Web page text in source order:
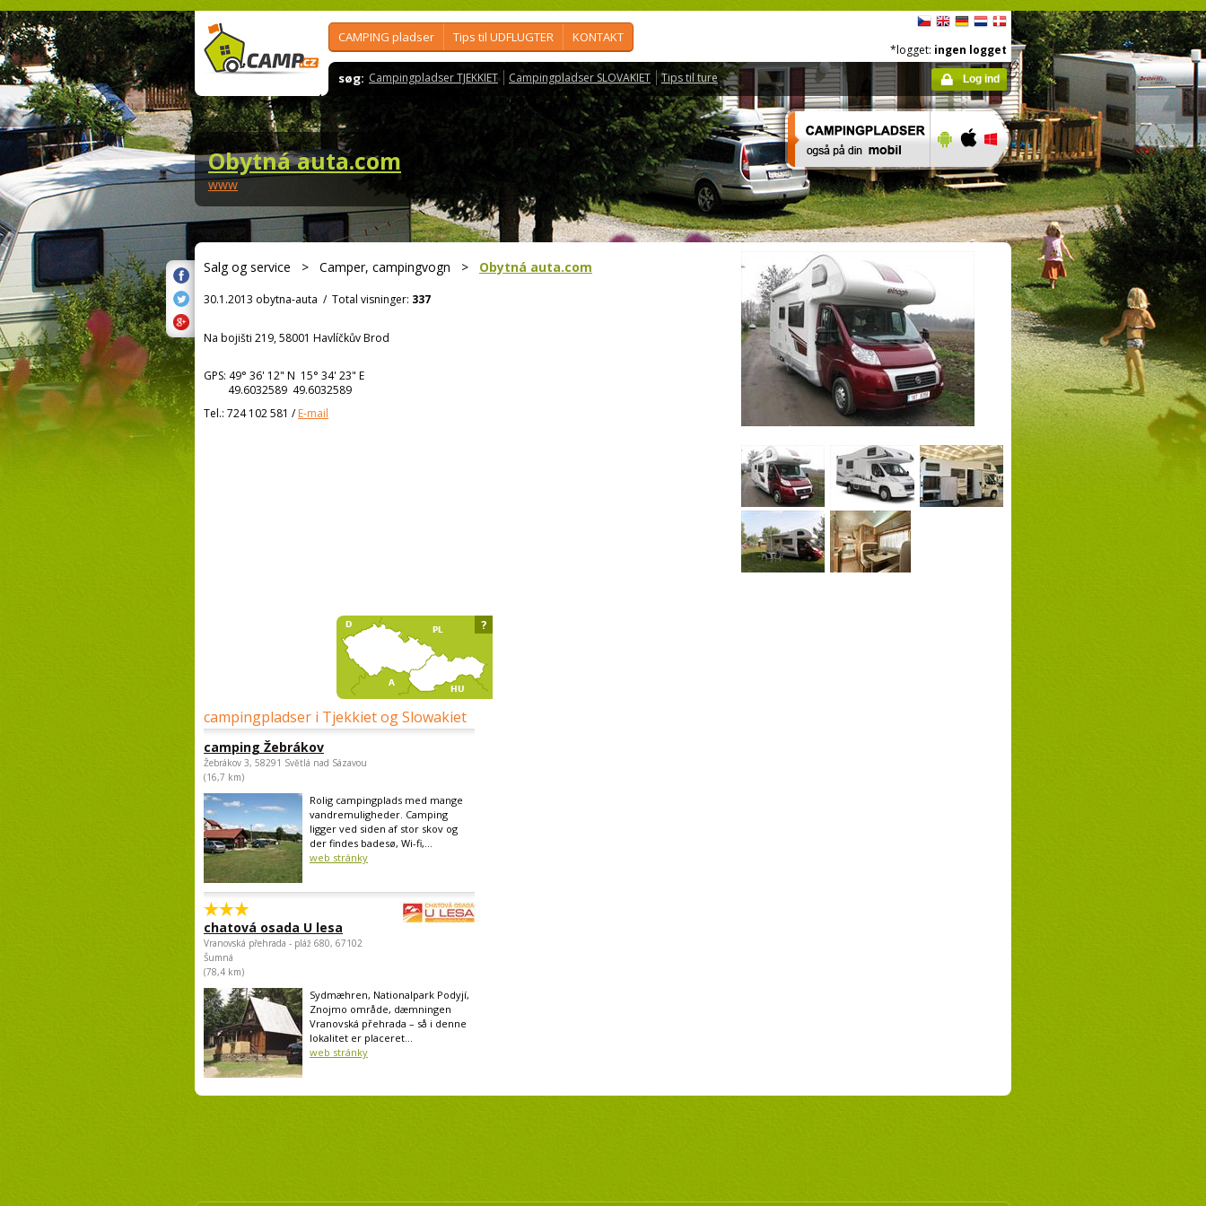
CAMPING pladser Tips til UDFLUGTER KONTAKT
søg: Campingpladser TJEKKIET Campingpladser SLOVAKIET Tips til ture
*logget: ingen logget
Log ind
Obytná auta.com
www
Salg og service > Camper, campingvogn > Obytná auta.com
30.1.2013 obytna-auta / Total visninger: 337
Na bojišti 219, 58001 Havlíčkův Brod
GPS: 49° 36' 12" N 15° 34' 23" E
49.6032589 49.6032589
Tel.: 724 102 581 /E-mail
campingpladser i Tjekkiet og Slowakiet
camping Žebrákov
Žebrákov 3, 58291 Světlá nad Sázavou
(16,7 km)
Rolig campingplads med mange
vandremuligheder. Camping
ligger ved siden af stor skov og
der findes badesø, Wi-fi,...
web stránky
chatová osada U lesa
Vranovská přehrada - pláž 680, 67102
Šumná
(78,4 km)
Sydmæhren, Nationalpark Podyjí,
Znojmo område, dæmningen
Vranovská přehrada – så i denne
lokalitet er placeret...
web stránky
?